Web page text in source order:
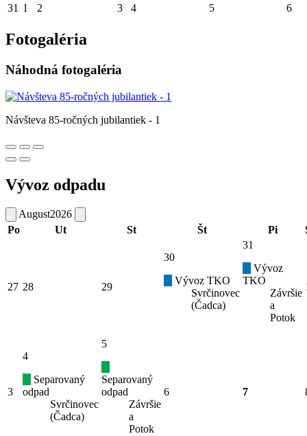
31 1 2 3 4 5 6
Fotogaléria
Náhodná fotogaléria
Návšteva 85-ročných jubilantiek - 1
Vývoz odpadu
August2026
Po
Ut St Št Pi
27 28 29
30
Vývoz TKO
Svrčinovec
(Čadca)
31
Vývoz
TKO
Závršie
a
Potok
3
4
Separovaný
odpad
Svrčinovec
(Čadca)
5
Separovaný
odpad
Závršie
a
Potok
6 7